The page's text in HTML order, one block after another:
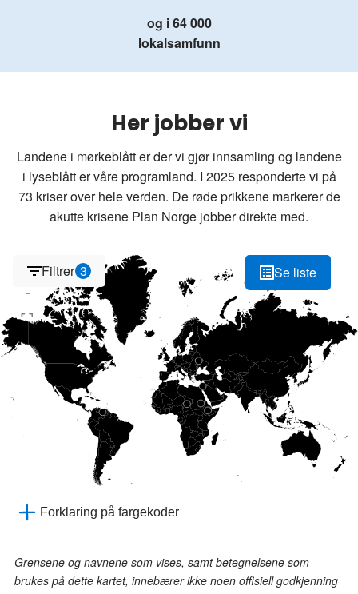
og i 64 000
lokalsamfunn
Her jobber vi
Landene i mørkeblått er der vi gjør innsamling og landene
i lyseblått er våre programland. I 2025 responderte vi på
73 kriser over hele verden. De røde prikkene markerer de
akutte krisene Plan Norge jobber direkte med.
Filtrer 3
+
-
Se liste
Forklaring på fargekoder
Grensene og navnene som vises, samt betegnelsene som
brukes på dette kartet, innebærer ikke noen offisiell godkjenning